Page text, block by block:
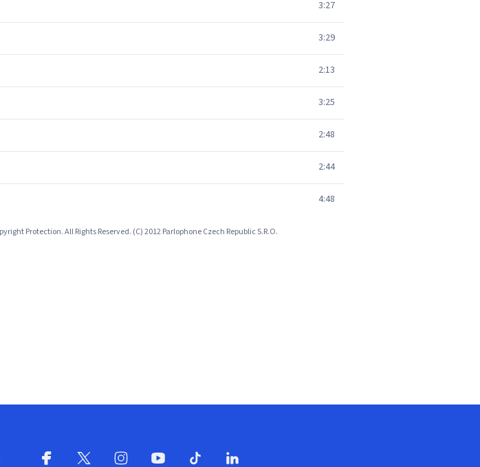
3:27
3:29
2:13
3:25
2:48
2:44
4:48
Protection. All Rights Reserved. (C) 2012 Parlophone Czech Republic S.R.O.